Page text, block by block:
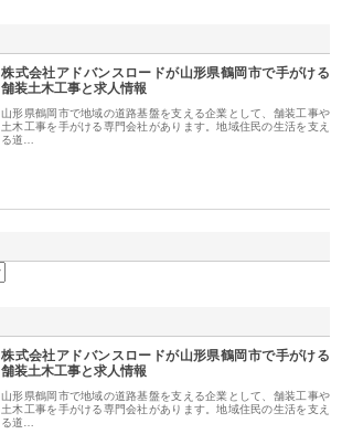
株式会社アドバンスロードが山形県鶴岡市で手がける
舗装土木工事と求人情報
山形県鶴岡市で地域の道路基盤を支える企業として、舗装工事や
土木工事を手がける専門会社があります。地域住民の生活を支え
る道…
株式会社アドバンスロードが山形県鶴岡市で手がける
舗装土木工事と求人情報
山形県鶴岡市で地域の道路基盤を支える企業として、舗装工事や
土木工事を手がける専門会社があります。地域住民の生活を支え
る道…